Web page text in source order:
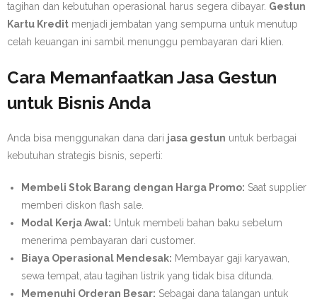
tagihan dan kebutuhan operasional harus segera dibayar. Gestun
Kartu Kredit menjadi jembatan yang sempurna untuk menutup
celah keuangan ini sambil menunggu pembayaran dari klien.
Cara Memanfaatkan Jasa Gestun
untuk Bisnis Anda
Anda bisa menggunakan dana dari jasa gestun untuk berbagai
kebutuhan strategis bisnis, seperti:
Membeli Stok Barang dengan Harga Promo: Saat supplier
memberi diskon flash sale.
Modal Kerja Awal: Untuk membeli bahan baku sebelum
menerima pembayaran dari customer.
Biaya Operasional Mendesak: Membayar gaji karyawan,
sewa tempat, atau tagihan listrik yang tidak bisa ditunda.
Memenuhi Orderan Besar: Sebagai dana talangan untuk